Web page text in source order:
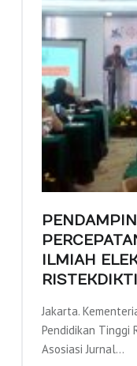
ILMIAH
Jakarta.
Pendidikan Tinggi
Asosiasi Jurnal…